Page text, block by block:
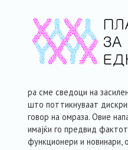
ра сме сведоци на
што поттикнуваат
говор на омраза. Овие
имајќи го предвид
функционери и новинари,